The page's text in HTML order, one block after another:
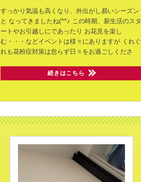
すっかり気温も高くなり、外出がし易いシーズン
と なってきましたね(^^♪ この時期、新生活のスタ
ートやお引越しにであったり お花見を楽し
む・・・などイベントは様々にありますが くれぐ
れも花粉症対策は怠らず日々をお過ごしくださ
続きはこちら